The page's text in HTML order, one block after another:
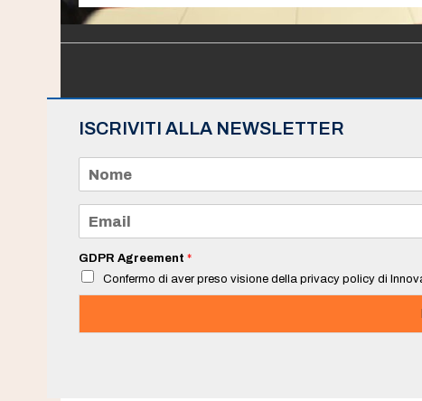
ISCRIVITI ALLA NEWSLETTER
m
e
a
i
*
GDPR Agreement *
Confermo di aver preso visione della privacy policy di